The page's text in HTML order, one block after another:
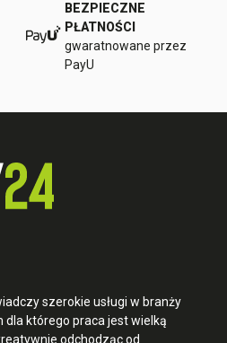
BEZPIECZNE
PŁATNOŚCI
gwaratnowane przez
PayU
szerokie usługi w branży
którego praca jest wielką
odchodząc od